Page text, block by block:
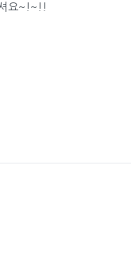
셔요~!~!!